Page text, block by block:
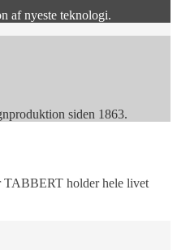
af nyeste teknologi.
siden 1863.
TABBERT holder hele livet